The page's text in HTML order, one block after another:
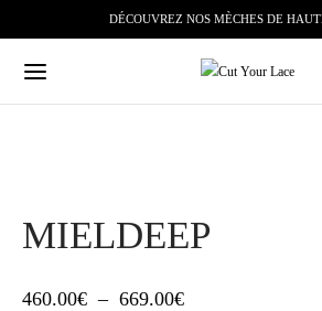
DÉCOUVREZ NOS MÈCHES DE
MIELDEEP
460.00€ – 669.00€Plage